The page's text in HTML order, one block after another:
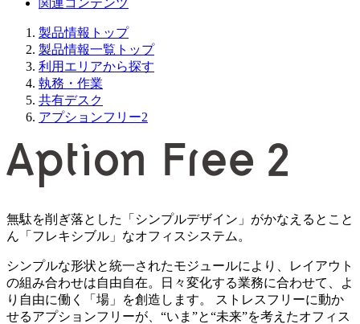
製品情報トップ
製品情報一覧トップ
利用エリアから探す
執務・作業
共有デスク
アプションフリー2
無駄を削ぎ落とした「シンプルデザイン」がかなえるとこと
ん「フレキシブル」なオフィスシステム。
シンプルな形状と統一されたモジュールにより、レイアウト
の組み合わせは自由自在。日々変化する業務に合わせて、よ
り自由に働く「場」を創造します。 ストレスフリーに動か
せるアプションフリーが、“いま”と“未来”を考えたオフィス